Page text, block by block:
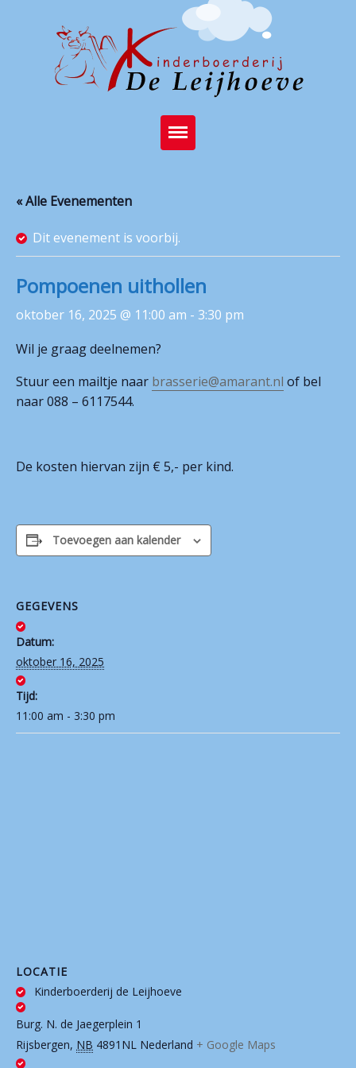
Brasserie
Kinderboerderij
Feest op de boerderij
Activiteiten
Stichting
Contact
« Alle Evenementen
Dit evenement is voorbij.
Pompoenen uithollen
oktober 16, 2025 @ 11:00 am - 3:30 pm
Wil je graag deelnemen?
Stuur een mailtje naar brasserie@amarant.nl of bel
naar 088 – 6117544.
De kosten hiervan zijn € 5,- per kind.
Toevoegen aan kalender
GEGEVENS
Datum:
oktober 16, 2025
Tijd:
11:00 am - 3:30 pm
LOCATIE
Kinderboerderij de Leijhoeve
Burg. N. de Jaegerplein 1
Rijsbergen, NB 4891NL Nederland + Google Maps